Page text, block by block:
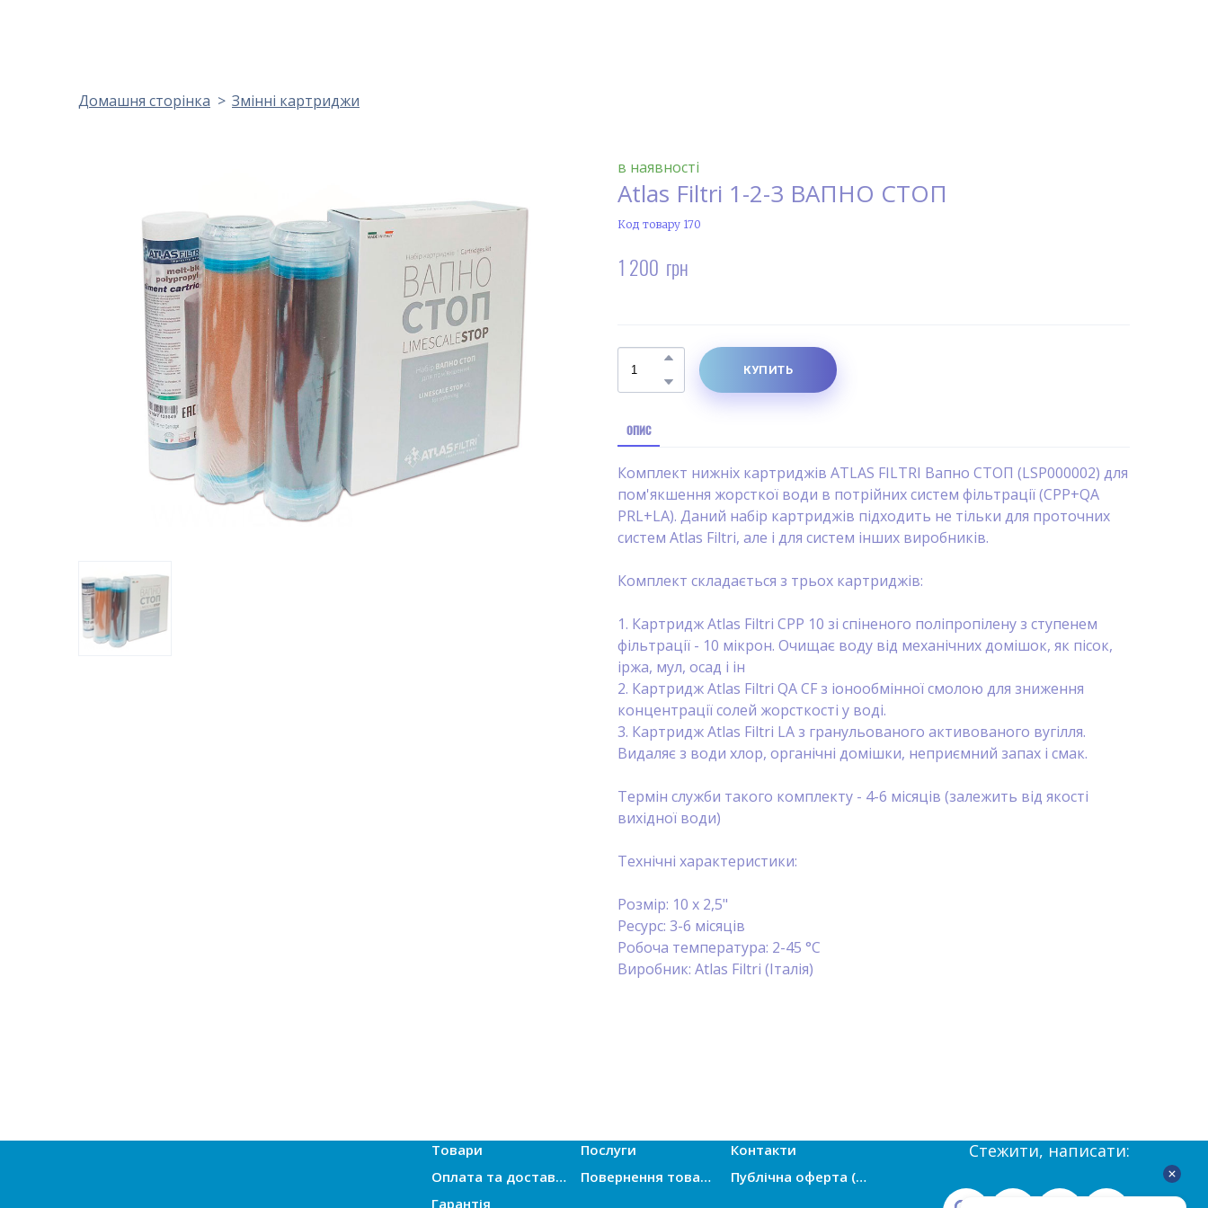
Домашня сторінка Змінні картриджи
в наявності
Atlas Filtri 1-2-3 ВАПНО СТОП
Код товару 170
1 200  грн
КУПИТЬ
ОПИС
Комплект нижніх картриджів ATLAS FILTRI Вапно СТОП (LSP000002) для
пом'якшення жорсткої води в потрійних систем фільтрації (CPP+QA
PRL+LA). Даний набір картриджів підходить не тільки для проточних
систем Atlas Filtri, але і для систем інших виробників.
Комплект складається з трьох картриджів:
1. Картридж Atlas Filtri CPP 10 зі спіненого поліпропілену з ступенем
фільтрації - 10 мікрон. Очищає воду від механічних домішок, як пісок,
іржа, мул, осад і ін
2. Картридж Atlas Filtri QA CF з іонообмінної смолою для зниження
концентрації солей жорсткості у воді.
3. Картридж Atlas Filtri LA з гранульованого активованого вугілля.
Видаляє з води хлор, органічні домішки, неприємний запах і смак.
Термін служби такого комплекту - 4-6 місяців (залежить від якості
вихідної води)
Технічні характеристики:
Розмір: 10 x 2,5"
Ресурс: 3-6 місяців
Робоча температура: 2-45 °С
Виробник: Atlas Filtri (Італія)
Товари Послуги
Контакти
Оплата та доставка
Повернення товарів
Публічна оферта (умови угоди)
Гарантія
Стежити, написати: